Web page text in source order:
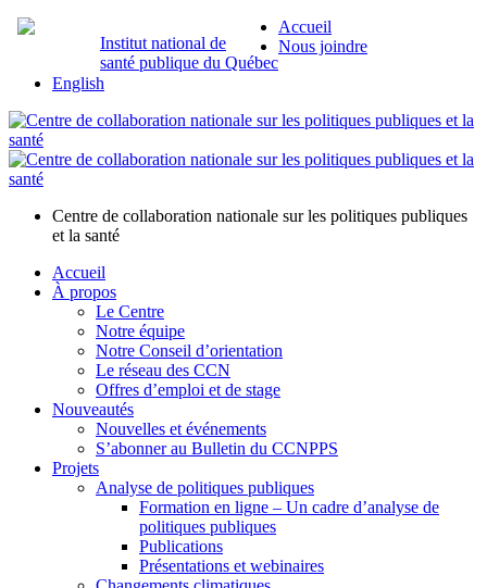
Institut national de
santé publique du Québec
Accueil
Nous joindre
English
Centre de collaboration nationale sur les politiques publiques
et la santé
Accueil
À propos
Le Centre
Notre équipe
Notre Conseil d’orientation
Le réseau des CCN
Offres d’emploi et de stage
Nouveautés
Nouvelles et événements
S’abonner au Bulletin du CCNPPS
Projets
Analyse de politiques publiques
Formation en ligne – Un cadre d’analyse de
politiques publiques
Publications
Présentations et webinaires